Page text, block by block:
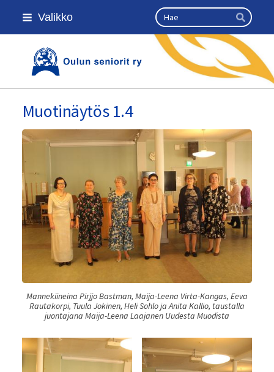
Siirry
sivun
Valikko Haku
Hae
Kansallinen senioriliitto
Muotinäytös 1.4
Mannekiineina Pirjjo Bastman, Maija-Leena Virta-Kangas, Eeva
Rautakorpi, Tuula Jokinen, Heli Sohlo ja Anita Kallio, taustalla
juontajana Maija-Leena Laajanen Uudesta Muodista